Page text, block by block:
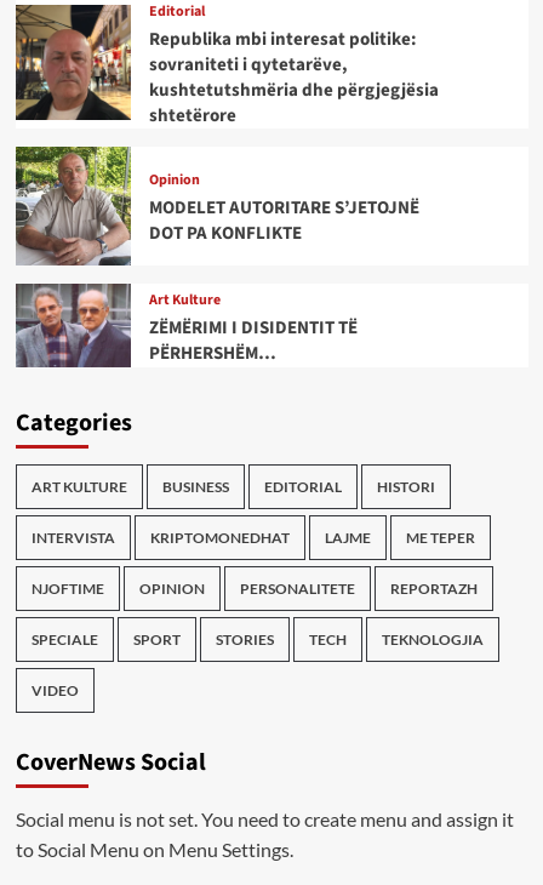
Editorial
Republika mbi interesat politike:
sovraniteti i qytetarëve,
kushtetutshmëria dhe përgjegjësia
shtetërore
Opinion
MODELET AUTORITARE S’JETOJNË
DOT PA KONFLIKTE
Art Kulture
ZËMËRIMI I DISIDENTIT TË
PËRHERSHËM…
Categories
ART KULTURE BUSINESS EDITORIAL HISTORI
INTERVISTA KRIPTOMONEDHAT LAJME ME TEPER
NJOFTIME OPINION PERSONALITETE REPORTAZH
SPECIALE SPORT STORIES TECH TEKNOLOGJIA
VIDEO
CoverNews Social
Social menu is not set. You need to create menu and assign it
to Social Menu on Menu Settings.